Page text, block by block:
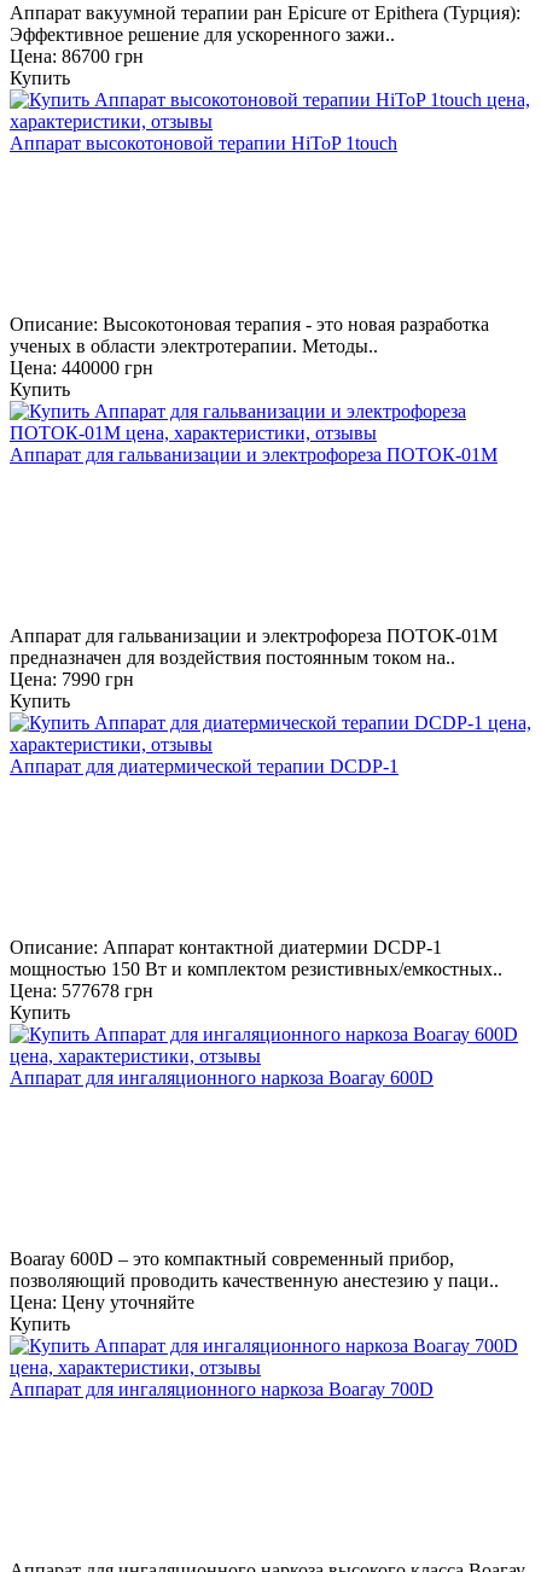
Аппарат вакуумной терапии ран Epicure от Epithera (Турция):
Эффективное решение для ускоренного зажи..
Цена: 86700 грн
Купить
Аппарат высокотоновой терапии HiToP 1touch
Описание: Высокотоновая терапия - это новая разработка
ученых в области электротерапии. Методы..
Цена: 440000 грн
Купить
Аппарат для гальванизации и электрофореза ПОТОК-01М
Аппарат для гальванизации и электрофореза ПОТОК-01М
предназначен для воздействия постоянным током на..
Цена: 7990 грн
Купить
Аппарат для диатермической терапии DCDP-1
Описание: Аппарат контактной диатермии DCDP-1
мощностью 150 Вт и комплектом резистивных/емкостных..
Цена: 577678 грн
Купить
Аппарат для ингаляционного наркоза Воагау 600D
Boaray 600D – это компактный современный прибор,
позволяющий проводить качественную анестезию у паци..
Цена: Цену уточняйте
Купить
Аппарат для ингаляционного наркоза Воагау 700D